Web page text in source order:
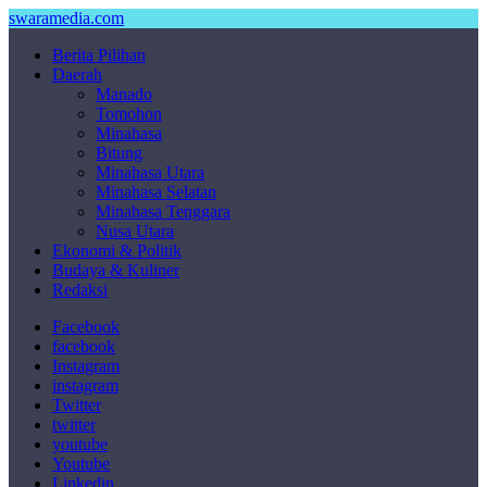
swaramedia.com
Berita Pilihan
Daerah
Manado
Tomohon
Minahasa
Bitung
Minahasa Utara
Minahasa Selatan
Minahasa Tenggara
Nusa Utara
Ekonomi & Politik
Budaya & Kuliner
Redaksi
Facebook
facebook
Instagram
instagram
Twitter
twitter
youtube
Youtube
Linkedin